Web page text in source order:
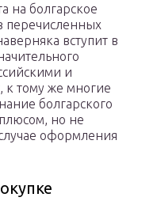
на болгарское
перечисленных
вступит в
и
к тому же многие
болгарского
но не
оформления